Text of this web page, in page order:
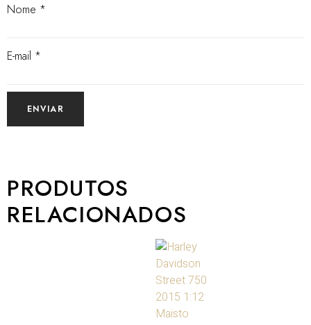
Nome *
E-mail *
PRODUTOS
RELACIONADOS